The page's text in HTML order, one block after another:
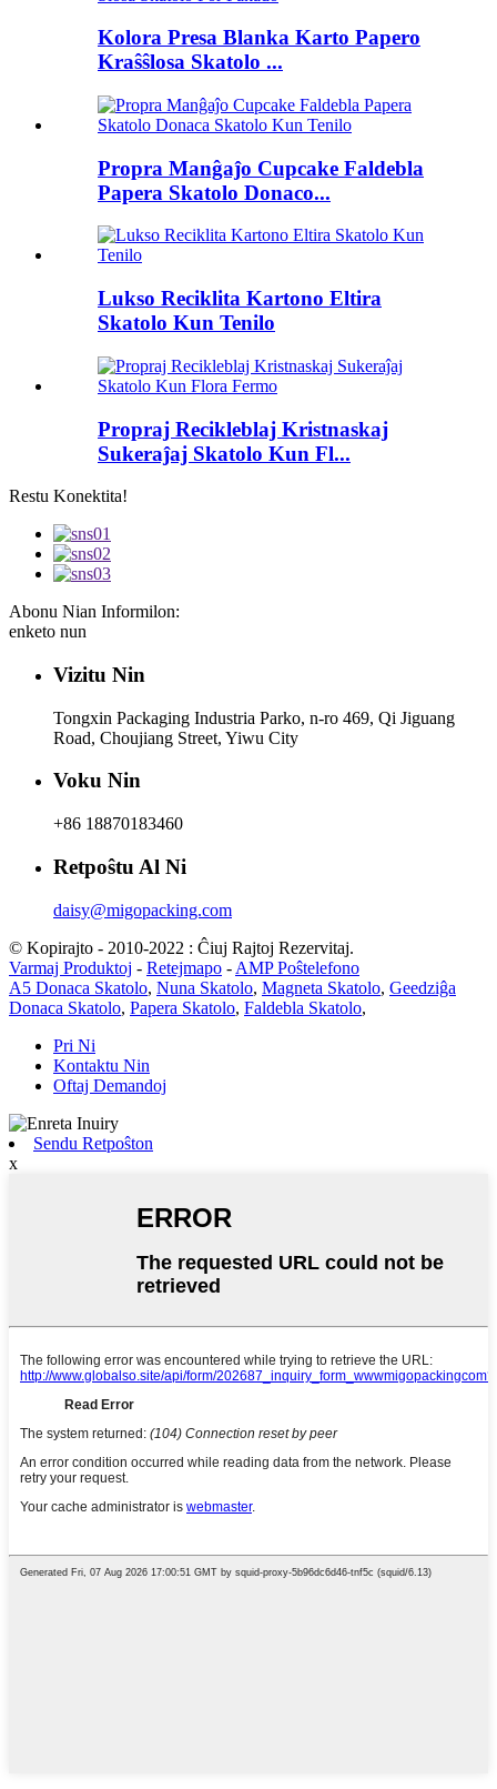
Kolora Presa Blanka Karto Papero
Kraŝŝlosa Skatolo ...
Propra Manĝaĵo Cupcake Faldebla
Papera Skatolo Donaco...
Lukso Reciklita Kartono Eltira
Skatolo Kun Tenilo
Propraj Recikleblaj Kristnaskaj
Sukeraĵaj Skatolo Kun Fl...
Restu Konektita!
Abonu Nian Informilon:
enketo nun
Vizitu Nin
Tongxin Packaging Industria Parko, n-ro 469, Qi Jiguang
Road, Choujiang Street, Yiwu City
Voku Nin
+86 18870183460
Retpoŝtu Al Ni
daisy@migopacking.com
© Kopirajto - 2010-2022 : Ĉiuj Rajtoj Rezervitaj.
Varmaj Produktoj - Retejmapo - AMP Poŝtelefono
A5 Donaca Skatolo, Nuna Skatolo, Magneta Skatolo, Geedziĝa
Donaca Skatolo, Papera Skatolo, Faldebla Skatolo,
Pri Ni
Kontaktu Nin
Oftaj Demandoj
Sendu Retpoŝton
x